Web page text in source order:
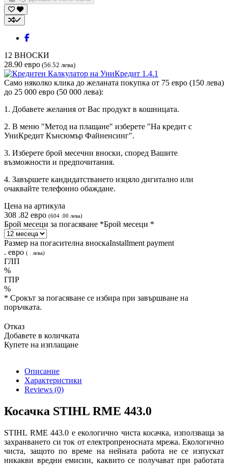
12 ВНОСКИ
28.90 евро (56.52 лева)
Само няколко клика до желаната покупка от 75 евро (150 лева)
до 25 000 евро (50 000 лева):
1. Добавете желания от Вас продукт в кошницата.
2. В меню "Метод на плащане" изберете "На кредит с
УниКредит Кънсюмър Файненсинг".
3. Изберете брой месечни вноски, според Вашите
възможности и предпочитания.
4. Завършете кандидатстването изцяло дигитално или
очаквайте телефонно обаждане.
Цена на артикула
308 .82 евро (604 .00 лева)
Брой месеци за погасяване *Брой месеци *
Размер на погасителна вноскаInstallment payment
. евро ( . лева)
ГЛП
%
ГПР
%
* Срокът за погасяване се избира при завършване на
поръчката.
Отказ
Добавете в количката
Купете на изплащане
Описание
Характеристики
Reviews (0)
Косачка STIHL RME 443.0
STIHL RME 443.0 е екологично чиста косачка, използваща за
захранването си ток от електропреносната мрежа. Екологично
чиста, защото по време на нейната работа не се изпускат
никакви вредни емисии, каквито се получават при работата